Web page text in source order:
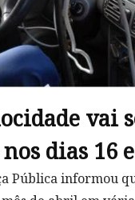
vai
dias 16
Pública informou